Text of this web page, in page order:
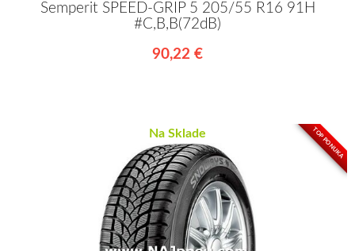
Semperit SPEED-GRIP 5 205/55 R16 91H
#C,B,B(72dB)
90,22 €
TOP PONUKA
Na Sklade